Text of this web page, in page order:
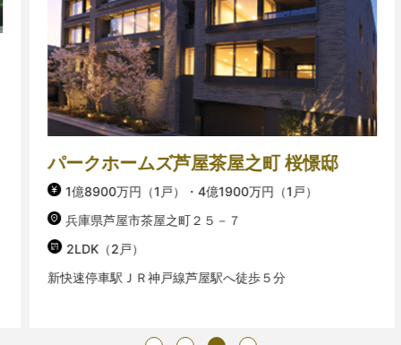
パークホームズ芦屋茶屋之町 桜憬邸
1億8900万円（1戸）・4億1900万円（1戸）
兵庫県芦屋市茶屋之町２５－７
2LDK（2戸）
新快速停車駅ＪＲ神戸線芦屋駅へ徒歩５分